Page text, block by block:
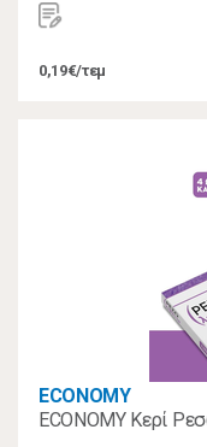
0,19€/τεμ
ECONOMY
ECONOMY Κερί